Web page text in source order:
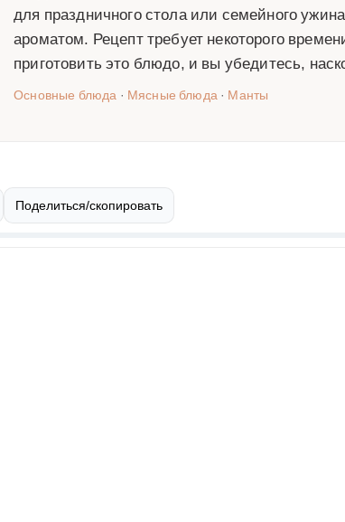
для праздничного стола или семейного
ароматом. Рецепт требует некоторого
приготовить это блюдо, и вы убедитесь,
Основные блюда · Мясные блюда· Манты
Поделиться/скопировать